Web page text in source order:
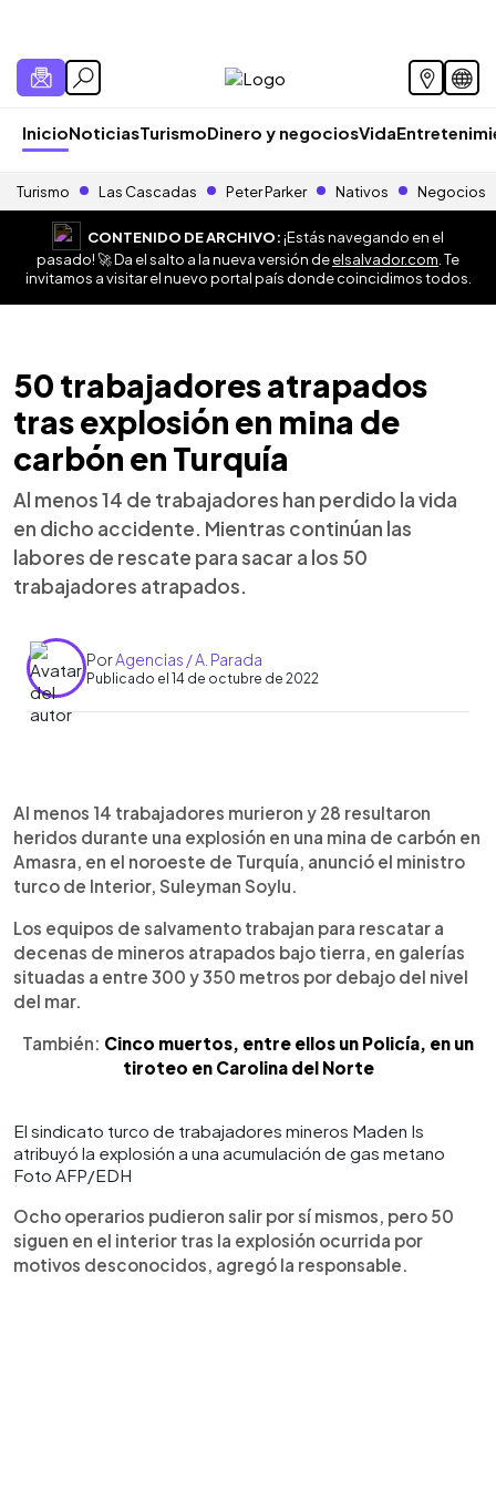
InicioNoticiasTurismoDinero y negociosVida
Turismo Las Cascadas Peter Parker Nativos Negocios
CONTENIDO DE ARCHIVO:¡Estás navegando en el
pasado! 🚀 Da el salto a la nueva versión deelsalvador.com . Te
invitamos a visitar el nuevo portal país donde coincidimos todos.
50 trabajadores atrapados
tras explosión en mina de
carbón en Turquía
Al menos 14 de trabajadores han perdido la vida
en dicho accidente. Mientras continúan las
labores de rescate para sacar a los 50
trabajadores atrapados.
PorAgencias / A. Parada
Publicado el 14 de octubre de 2022
Escuchar artículo
Al menos 14 trabajadores murieron y 28 resultaron
heridos durante una explosión en una mina de carbón en
Amasra, en el noroeste de Turquía, anunció el ministro
turco de Interior, Suleyman Soylu.
Los equipos de salvamento trabajan para rescatar a
decenas de mineros atrapados bajo tierra, en galerías
situadas a entre 300 y 350 metros por debajo del nivel
del mar.
También: Cinco muertos, entre ellos un Policía, en un
tiroteo en Carolina del Norte
El sindicato turco de trabajadores mineros Maden Is
atribuyó la explosión a una acumulación de gas metano
Foto AFP/EDH
Ocho operarios pudieron salir por sí mismos, pero 50
siguen en el interior tras la explosión ocurrida por
motivos desconocidos, agregó la responsable.